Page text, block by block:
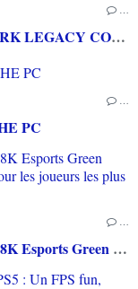
…
[TEST] MEGA MAN BATTLE NETWORK LEGACY COLLECTION PS4 : Surtout pour les fans de MEGAMAN
…
PC
…
[TEST] RAZER WOLVERINE V3 PRO 8K Esports Green Edition PC : Une excellente manette même pour les joueurs les plus exigeants